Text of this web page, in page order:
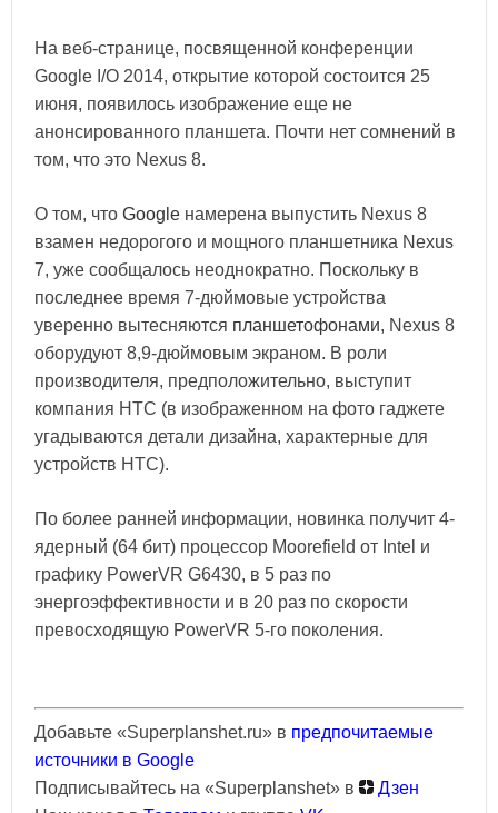
На веб-странице, посвященной конференции
Google I/O 2014, открытие которой состоится 25
июня, появилось изображение еще не
анонсированного планшета. Почти нет сомнений в
том, что это Nexus 8.
О том, что Google намерена выпустить Nexus 8
взамен недорогого и мощного планшетника Nexus
7, уже сообщалось неоднократно. Поскольку в
последнее время 7-дюймовые устройства
уверенно вытесняются планшетофонами, Nexus 8
оборудуют 8,9-дюймовым экраном. В роли
производителя, предположительно, выступит
компания HTC (в изображенном на фото гаджете
угадываются детали дизайна, характерные для
устройств HTC).
По более ранней информации, новинка получит 4-
ядерный (64 бит) процессор Moorefield от Intel и
графику PowerVR G6430, в 5 раз по
энергоэффективности и в 20 раз по скорости
превосходящую PowerVR 5-го поколения.
Добавьте «Superplanshet.ru» в предпочитаемые
источники в Google
Подписывайтесь на «Superplanshet» в
Дзен